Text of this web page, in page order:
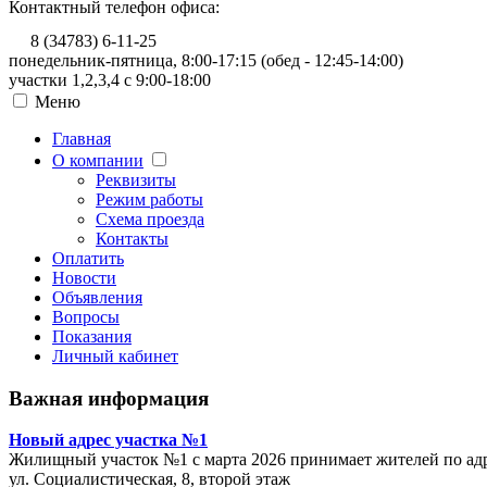
Контактный телефон офиса:
8 (34783) 6-11-25
понедельник-пятница, 8:00-17:15 (обед - 12:45-14:00)
участки 1,2,3,4 с 9:00-18:00
Меню
Главная
О компании
Реквизиты
Режим работы
Схема проезда
Контакты
Оплатить
Новости
Объявления
Вопросы
Показания
Личный кабинет
Важная информация
Новый адрес участка №1
Жилищный участок №1 с марта 2026 принимает жителей по
ул. Социалистическая, 8, второй этаж